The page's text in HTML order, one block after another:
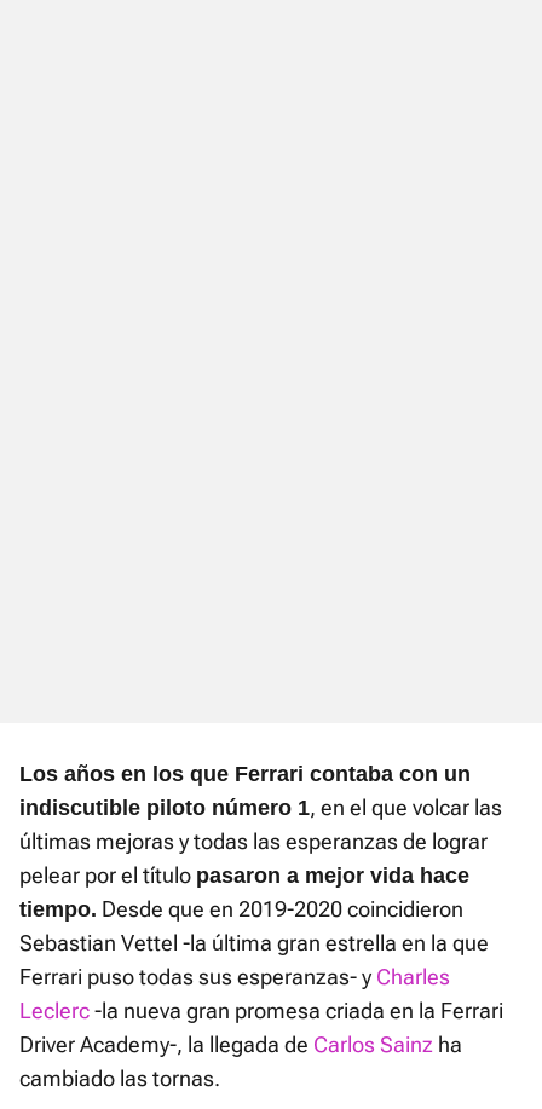
Los años en los que Ferrari contaba con un
indiscutible piloto número 1, en el que volcar las
últimas mejoras y todas las esperanzas de lograr
pelear por el título pasaron a mejor vida hace
tiempo. Desde que en 2019-2020 coincidieron
Sebastian Vettel -la última gran estrella en la que
Ferrari puso todas sus esperanzas- y Charles
Leclerc-la nueva gran promesa criada en la Ferrari
Driver Academy-, la llegada de Carlos Sainz ha
cambiado las tornas.